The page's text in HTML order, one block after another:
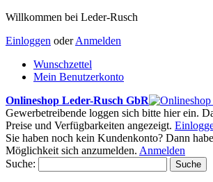
Willkommen bei Leder-Rusch
Einloggen oder Anmelden
Wunschzettel
Mein Benutzerkonto
Onlineshop Leder-Rusch GbR
Gewerbetreibende loggen sich bitte hier ein.
Preise und Verfügbarkeiten angezeigt.
Sie haben noch kein Kundenkonto? Dann
Möglichkeit sich anzumelden. Anmelden
Suche:
Suche